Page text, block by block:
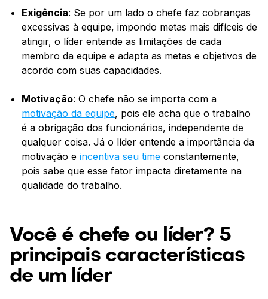
Exigência: Se por um lado o chefe faz cobranças
excessivas à equipe, impondo metas mais difíceis de
atingir, o líder entende as limitações de cada
membro da equipe e adapta as metas e objetivos de
acordo com suas capacidades.
Motivação: O chefe não se importa com a
motivação da equipe, pois ele acha que o trabalho
é a obrigação dos funcionários, independente de
qualquer coisa. Já o líder entende a importância da
motivação e incentiva seu time constantemente,
pois sabe que esse fator impacta diretamente na
qualidade do trabalho.
Você é chefe ou líder? 5
principais características
de um líder